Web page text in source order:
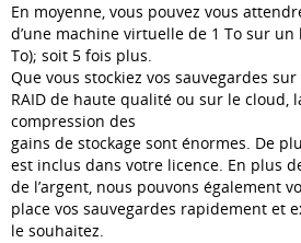
En moyenne, vous pouvez vous
d’une machine virtuelle de 1 To sur un
To); soit 5 fois plus.
Que vous stockiez vos sauvegardes
RAID de haute qualité ou sur le cloud,
compression des
gains de stockage sont énormes. De
est inclus dans votre licence. En plus
de l’argent, nous pouvons également
place vos sauvegardes rapidement et
le souhaitez.